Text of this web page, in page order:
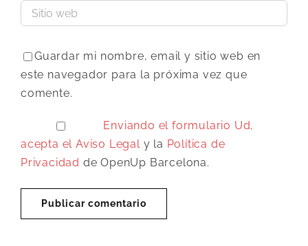
Guardar mi nombre, email y sitio web en
este navegador para la próxima vez que
comente.
Enviando el formulario Ud,
acepta elAviso Legaly la Política de
Privacidad de OpenUp Barcelona.